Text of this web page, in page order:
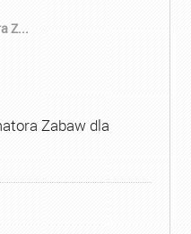
Z...
Zabaw dla